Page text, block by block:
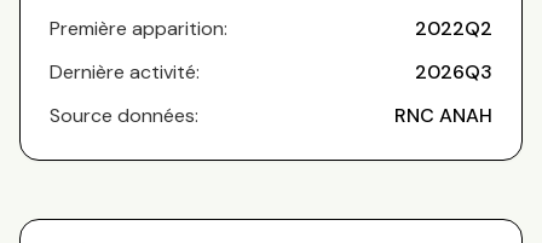
Première apparition:
2022Q2
Dernière activité:
2026Q3
Source données:
RNC ANAH